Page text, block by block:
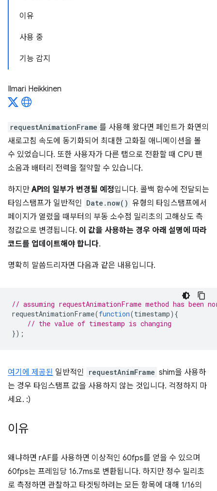
이유
사용 중
기능 감지
Ilmari Heikkinen
requestAnimationFrame 를 사용해 왔다면 페인트가 화면의
새로고침 속도에 동기화되어 최대한 고화질 애니메이션을 볼
수 있었습니다. 또한 사용자가 다른 탭으로 전환할 때 CPU 팬
소음과 배터리 전력을 절약할 수 있습니다.
하지만API의 일부가 변경될 예정입니다. 콜백 함수에 전달되는
타임스탬프가 일반적인 Date.now() 유형의 타임스탬프에서
페이지가 열렸을 때부터의 부동 소수점 밀리초의 고해상도 측
정값으로 변경됩니다. 이 값을 사용하는 경우 아래 설명에 따라
코드를 업데이트해야 합니다.
명확히 말씀드리자면 다음과 같은 내용입니다.
// assuming requestAnimationFrame method has
requestAnimationFrame(function(timestamp){
// the value of timestamp is changing
});
여기에 제공된 일반적인 requestAnimFrame shim을 사용하
는 경우 타임스탬프 값을 사용하지 않는 것입니다. 걱정하지 마
세요. :)
이유
왜냐하면 rAF를 사용하면 이상적인 60fps를 얻을 수 있으며
60fps는 프레임당 16.7ms로 변환됩니다. 하지만 정수 밀리초
로 측정하면 관찰하고 타겟팅하려는 모든 항목에 대해 1/16의